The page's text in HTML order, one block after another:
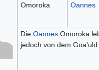
Omoroka Oannes
Die OannesOmoroka
jedoch von dem Goa'uld